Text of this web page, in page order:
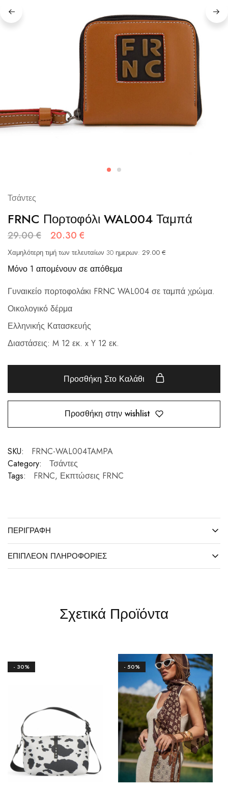
Τσάντες
FRNC Πορτοφόλι WAL004 Ταμπά
29.00€ 20.30 €
Χαμηλότερη τιμή των τελευταίων 30 ημερων: 29.00 €
Μόνο 1 απομένουν σε απόθεμα
Γυναικείο πορτοφολάκι FRNC WAL004 σε ταμπά χρώμα.
Οικολογικό δέρμα
Ελληνικής Κατασκευής
Διαστάσεις: M 12 εκ. x Y 12 εκ.
Προσθήκη Στο Καλάθι
Προσθήκη στην wishlist
SKU:
FRNC-WAL004TAMPA
Category:
Τσάντες
Tags:
FRNC, Εκπτώσεις FRNC
ΠΕΡΙΓΡΑΦΉ
ΕΠΙΠΛΈΟΝ ΠΛΗΡΟΦΟΡΊΕΣ
Σχετικά Προϊόντα
- 30% - 50%